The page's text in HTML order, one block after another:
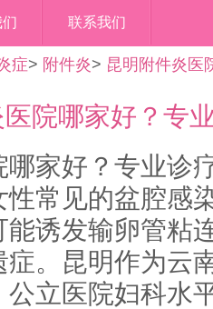
联系我们
症> 附件炎> 昆明附件炎医
院哪家好？专
哪家好？专业诊
性常见的盆腔感
诱发输卵管粘
。昆明作为云
立医院妇科水